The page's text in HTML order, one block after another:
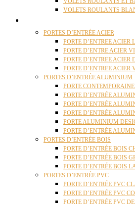
VOLETS ROULANTS
PORTES D’ENTRÉE ACIER
PORTE D’ENTREE ACIER
PORTE D’ENTRE ACIER
PORTE D’ENTREE ACIER
PORTE D’ENTREE ACIER
PORTES D’ENTRÉE ALUMINIUM
PORTE
PORTE D’ENTRÉE
PORTE D’ENTRÉE
PORTE D’ENTRÉE
PORTE ALUMINIUM
PORTE D’ENTRÉE
PORTES D’ENTRÉE BOIS
PORTE D’ENTRÉE BOIS
PORTE D’ENTRÉE BOIS
PORTE D’ENTRÉE BOIS
PORTES D’ENTRÉE PVC
PORTE D’ENTRÉE PVC
PORTE D’ENTRÉE PVC
PORTE D’ENTRÉE PVC